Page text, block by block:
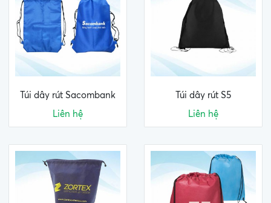
Túi dây rút Sacombank
Liên hệ
Túi dây rút S5
Liên hệ